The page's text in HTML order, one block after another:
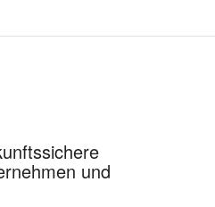
und